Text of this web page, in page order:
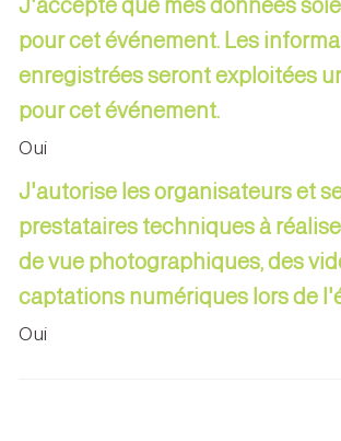
J'accepte que mes données
pour cet événement. Les
enregistrées seront exploitées
pour cet événement.
Oui
J'autorise les organisateurs et
prestataires techniques à
de vue photographiques, des
captations numériques lors de
Oui